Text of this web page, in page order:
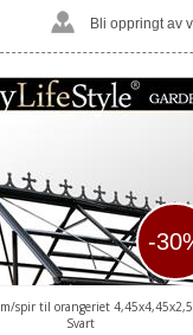
Bli oppringt av
-
spir til orangeriet
Svart